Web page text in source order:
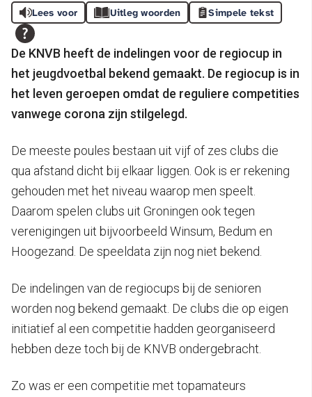
Lees voor Uitleg woorden Simpele tekst
De KNVB heeft de indelingen voor de regiocup in
het jeugdvoetbal bekend gemaakt. De regiocup is in
het leven geroepen omdat de reguliere competities
vanwege corona zijn stilgelegd.
De meeste poules bestaan uit vijf of zes clubs die
qua afstand dicht bij elkaar liggen. Ook is er rekening
gehouden met het niveau waarop men speelt.
Daarom spelen clubs uit Groningen ook tegen
verenigingen uit bijvoorbeeld Winsum, Bedum en
Hoogezand. De speeldata zijn nog niet bekend.
De indelingen van de regiocups bij de senioren
worden nog bekend gemaakt. De clubs die op eigen
initiatief al een competitie hadden georganiseerd
hebben deze toch bij de KNVB ondergebracht.
Zo was er een competitie met topamateurs